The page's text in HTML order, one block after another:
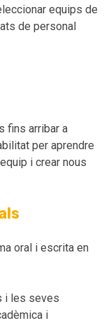
equips de
de personal
fins arribar a
per aprendre
i crear nous
oral i escrita en
i les seves
i